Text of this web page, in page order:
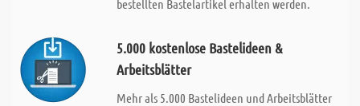
bestellten Bastelartikel erhalten werden.
5.000 kostenlose Bastelideen &
Arbeitsblätter
Mehr als 5.000 Bastelideen und Arbeitsblätter